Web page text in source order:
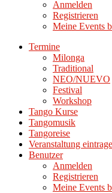
Anmelden
Registrieren
Meine Events
Termine
Milonga
Traditional
NEO/NUEVO
Festival
Workshop
Tango Kurse
Tangomusik
Tangoreise
Veranstaltung
Benutzer
Anmelden
Registrieren
Meine Events